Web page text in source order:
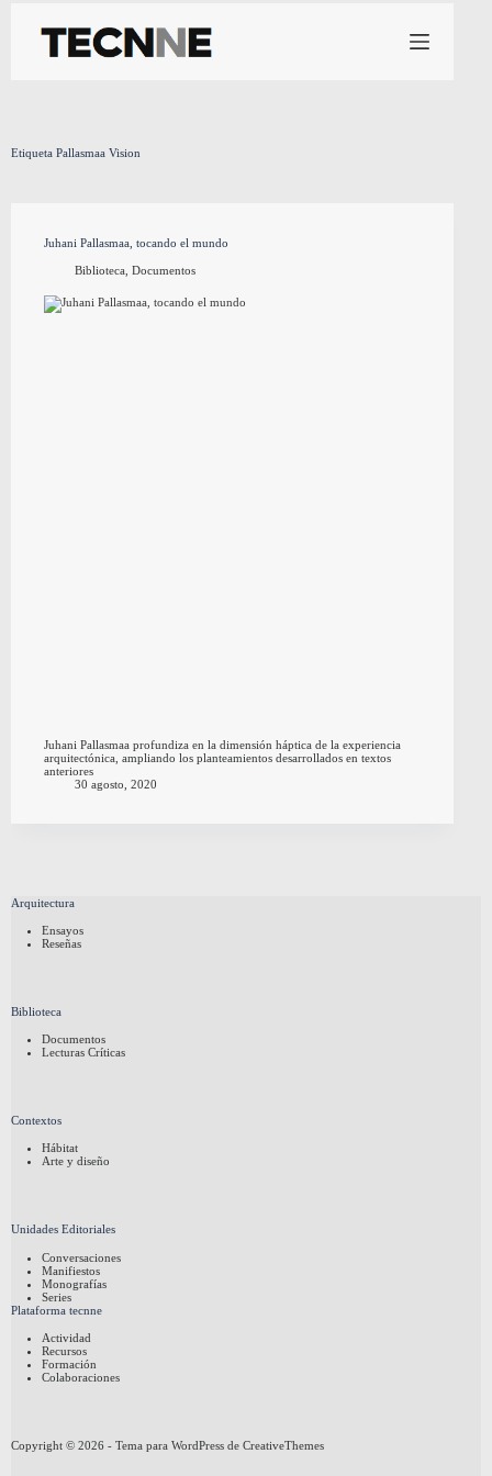
contenido
Etiqueta Pallasmaa Vision
Juhani Pallasmaa, tocando el mundo
Biblioteca, Documentos
Juhani Pallasmaa profundiza en la dimensión háptica de la experiencia
arquitectónica, ampliando los planteamientos desarrollados en textos
anteriores
30 agosto, 2020
Arquitectura
Ensayos
Reseñas
Biblioteca
Documentos
Lecturas Críticas
Contextos
Hábitat
Arte y diseño
Unidades Editoriales
Conversaciones
Manifiestos
Monografías
Series
Plataforma tecnne
Actividad
Recursos
Formación
Colaboraciones
Copyright © 2026 - Tema para WordPress de CreativeThemes